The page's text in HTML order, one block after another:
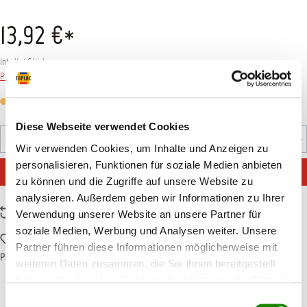
Diese Webseite verwendet Cookies
Wir verwenden Cookies, um Inhalte und Anzeigen zu
personalisieren, Funktionen für soziale Medien anbieten
zu können und die Zugriffe auf unsere Website zu
analysieren. Außerdem geben wir Informationen zu Ihrer
Verwendung unserer Website an unsere Partner für
soziale Medien, Werbung und Analysen weiter. Unsere
Partner führen diese Informationen möglicherweise mit
weiteren Daten zusammen, die Sie ihnen bereitgestellt
13,92 €*
Inhalt: 1 Stück
Preise inkl. MwSt. zzgl. Versandkosten
Versandfertig in 7 Tagen, Lieferzeit 5-7 Tage
Produkt Anzahl: Gib den gewünschten Wert ein oder
Stück
IN DEN WARENKORB
Zum Vergleich hinzufügen
Zum Merkzettel hinzufügen
Produktnummer: T002449